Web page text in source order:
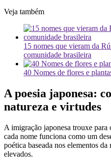
Veja também
15 nomes que vieram da
comunidade brasileira
40 Nomes de flores e
A poesia japonesa:
natureza e virtudes
A imigração japonesa trouxe
cada nome funciona como um
poética baseada nos elementos
elevados.